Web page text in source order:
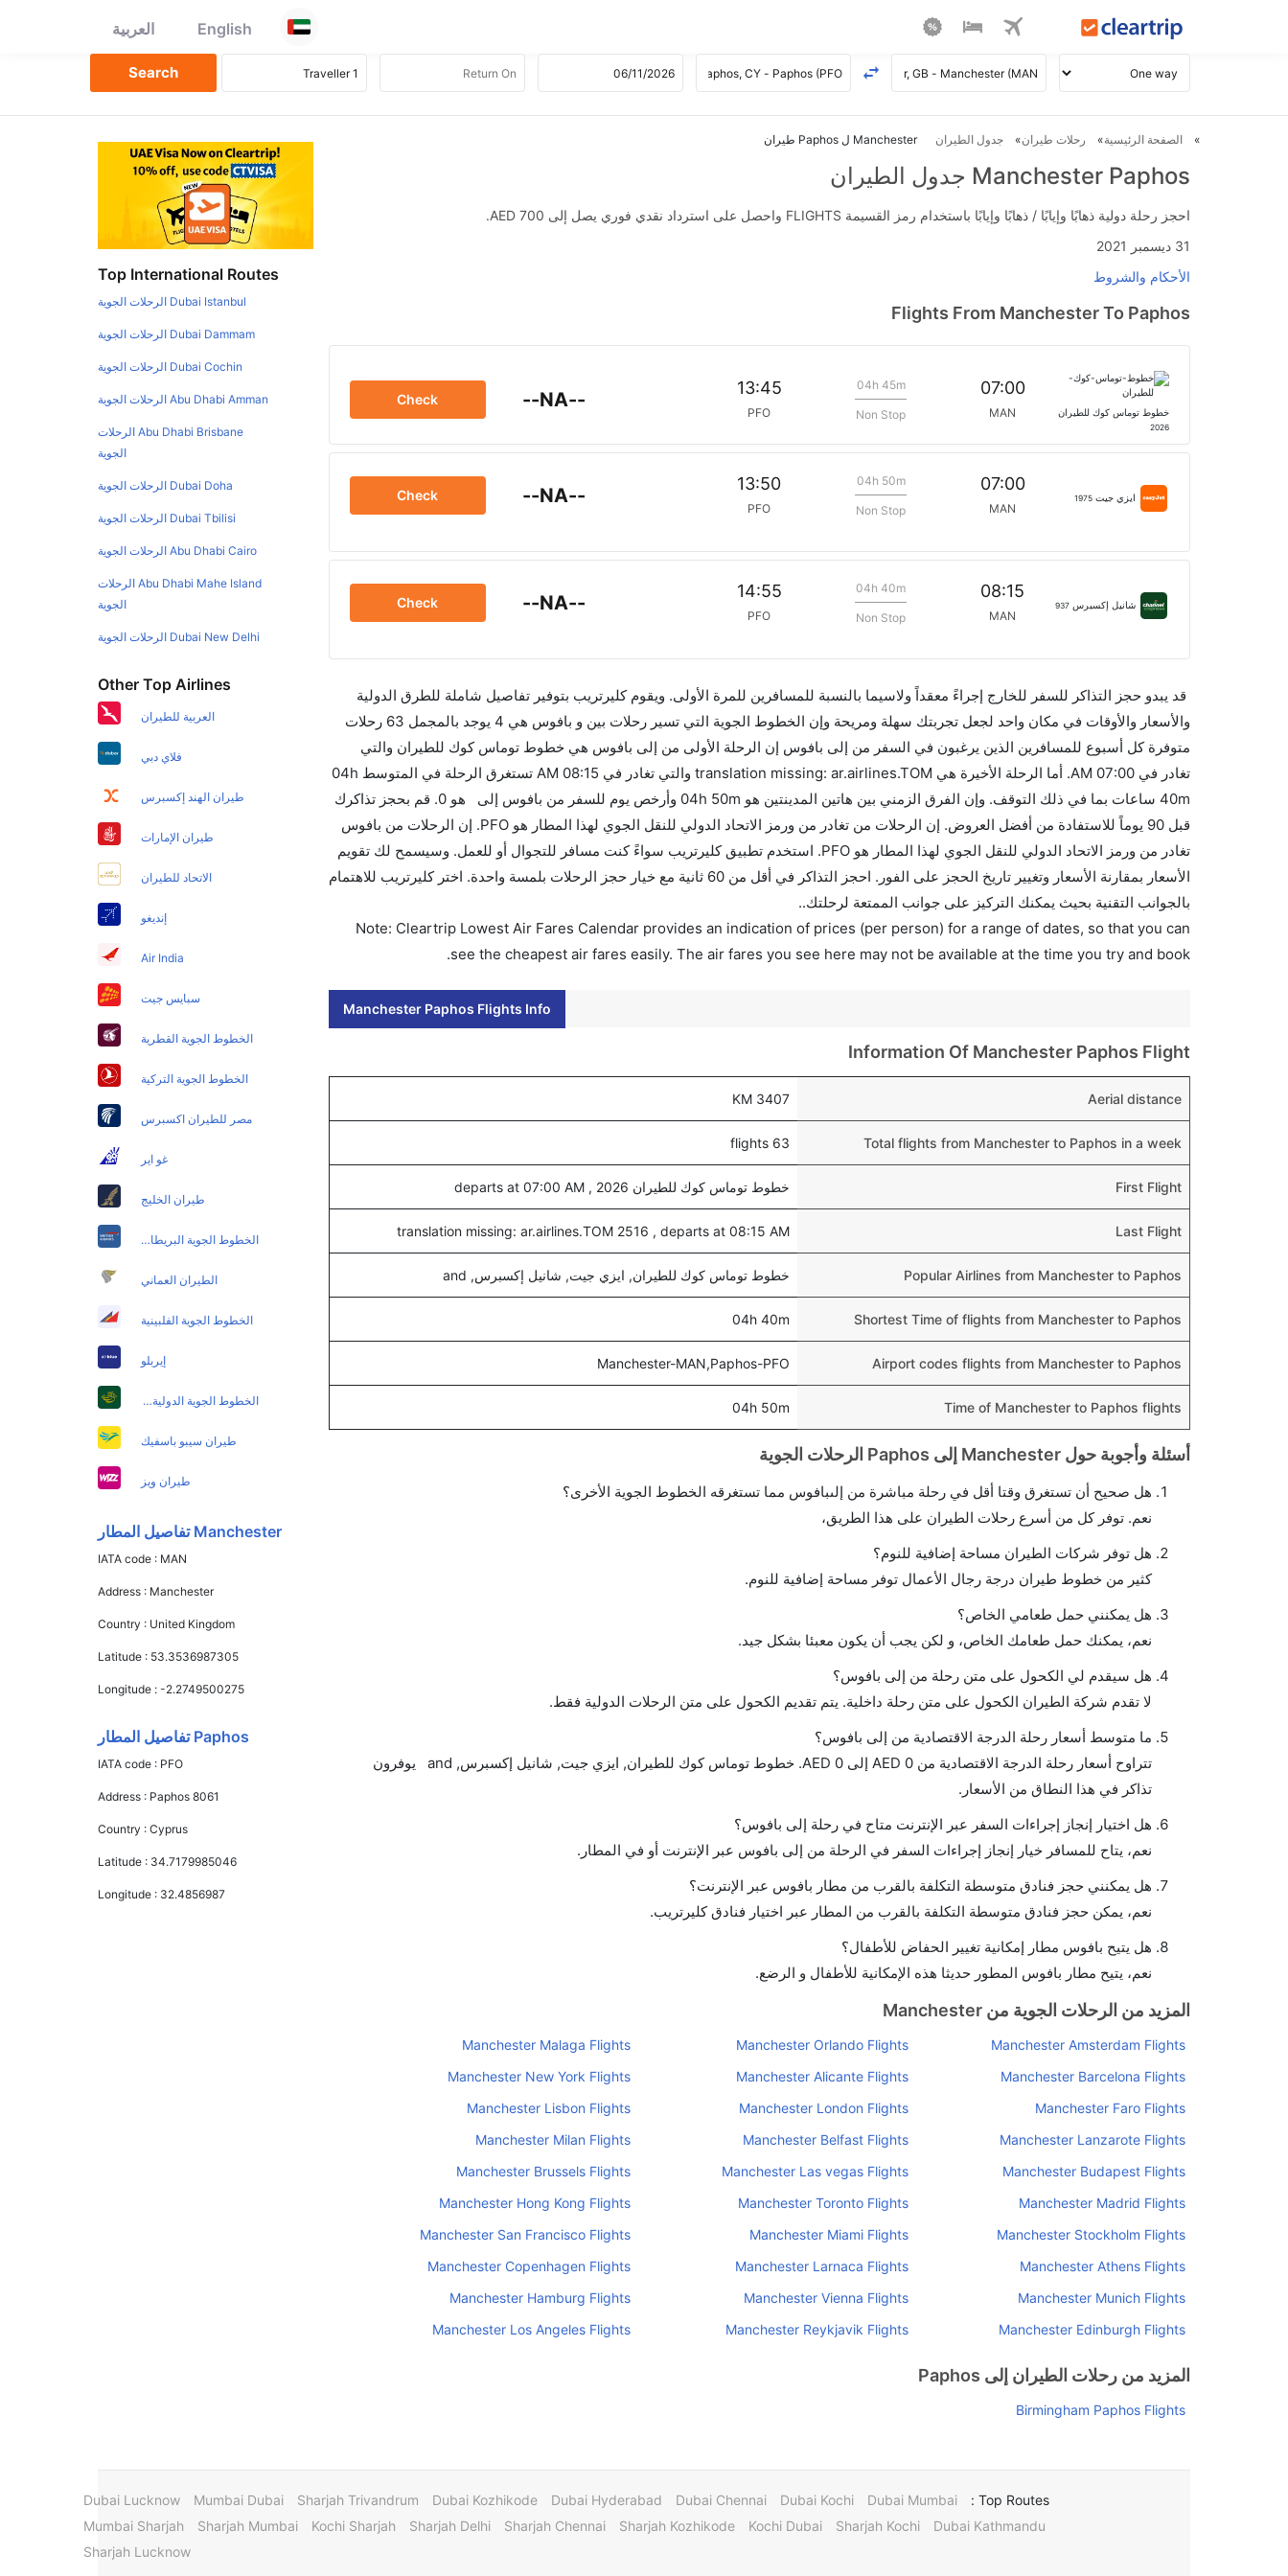
English العربية
الصفحة الرئيسية رحلات طيران جدول الطيران Manchester ل Paphos طيران
Manchester Paphos جدول الطيران
احجز رحلة دولية ذهابًا وإيابًا / ذهابًا وإيابًا باستخدام رمز القسيمة FLIGHTS واحصل على استرداد نقدي فوري يصل إلى AED 700.
31 ديسمبر 2021
الأحكام والشروط
Flights From Manchester To Paphos
خطوط توماس كوك للطيران
2026
07:00
MAN
04h 45m
Non Stop
13:45
PFO
--NA--
Check
ايزي جيت 1975
07:00
MAN
04h 50m
Non Stop
13:50
PFO
--NA--
Check
شانيل إكسبرس 937
08:15
MAN
04h 40m
Non Stop
14:55
PFO
--NA--
Check
قد يبدو حجز التذاكر للسفر للخارج إجراءً معقداً ولاسيما بالنسبة للمسافرين للمرة الأولى. ويقوم كليرتريب بتوفير تفاصيل شاملة للطرق الدولية
والأسعار والأوقات في مكان واحد لجعل تجربتك سهلة ومريحة وإن الخطوط الجوية التي تسير رحلات بين و بافوس هي 4 يوجد بالمجمل 63 رحلات
متوفرة كل أسبوع للمسافرين الذين يرغبون في السفر من إلى بافوس إن الرحلة الأولى من إلى بافوس هي خطوط توماس كوك للطيران والتي
تغادر في 07:00 AM. أما الرحلة الأخيرة هي translation missing: ar.airlines.TOM والتي تغادر في 08:15 AM تستغرق الرحلة في المتوسط 04h
40m ساعات بما في ذلك التوقف. وإن الفرق الزمني بين هاتين المدينتين هو 04h 50m وأرخص يوم للسفر من بافوس إلى هو 0. قم بحجز تذاكرك
قبل 90 يوماً للاستفادة من أفضل العروض. إن الرحلات من تغادر من ورمز الاتحاد الدولي للنقل الجوي لهذا المطار هو PFO. إن الرحلات من بافوس
تغادر من ورمز الاتحاد الدولي للنقل الجوي لهذا المطار هو PFO. استخدم تطبيق كليرتريب سواءً كنت مسافر للتجوال أو للعمل. وسيسمح لك تقويم
الأسعار بمقارنة الأسعار وتغيير تاريخ الحجز على الفور. احجز التذاكر في أقل من 60 ثانية مع خيار حجز الرحلات بلمسة واحدة. اختر كليرتريب للاهتمام
بالجوانب التقنية بحيث يمكنك التركيز على جوانب الممتعة لرحلتك..
Note: Cleartrip Lowest Air Fares Calendar provides an indication of prices (per person) for a range of dates, so that you can
see the cheapest air fares easily. The air fares you see here may not be available at the time you try and book.
Manchester Paphos Flights Info
Information Of Manchester Paphos Flight
Aerial distance
3407 KM
Total flights from Manchester to Paphos in a week
63 flights
First Flight خطوط توماس كوك للطيران 2026 , departs at 07:00 AM
Last Flight
translation missing: ar.airlines.TOM 2516 , departs at 08:15 AM
Popular Airlines from Manchester to Paphos خطوط توماس كوك للطيران, ايزي جيت, شانيل إكسبرس, and
Shortest Time of flights from Manchester to Paphos
04h 40m
Airport codes flights from Manchester to Paphos
Manchester-MAN,Paphos-PFO
Time of Manchester to Paphos flights
04h 50m
أسئلة وأجوبة حول Manchester إلى Paphos الرحلات الجوية
هل صحيح أن تستغرق وقتا أقل في رحلة مباشرة من إلىبافوس مما تستغرقه الخطوط الجوية الأخرى؟
نعم. توفر كل من أسرع رحلات الطيران على هذا الطريق،
هل توفر شركات الطيران مساحة إضافية للنوم؟
كثير من خطوط طيران درجة رجال الأعمال توفر مساحة إضافية للنوم.
هل يمكنني حمل طعامي الخاص؟
نعم، يمكنك حمل طعامك الخاص، و لكن يجب أن يكون معبئا بشكل جيد.
هل سيقدم لي الكحول على متن رحلة من إلى بافوس؟
لا تقدم شركة الطيران الكحول على متن رحلة داخلية. يتم تقديم الكحول على متن الرحلات الدولية فقط.
ما متوسط أسعار رحلة الدرجة الاقتصادية من إلى بافوس؟
تتراوح أسعار رحلة الدرجة الاقتصادية من AED 0 إلى AED 0. خطوط توماس كوك للطيران, ايزي جيت, شانيل إكسبرس, and يوفرون
تذاكر في هذا النطاق من الأسعار.
هل اختيار إنجاز إجراءات السفر عبر الإنترنت متاح في رحلة إلى بافوس؟
نعم، يتاح للمسافر خيار إنجاز إجراءات السفر في الرحلة من إلى بافوس عبر الإنترنت أو في المطار.
هل يمكنني حجز فنادق متوسطة التكلفة بالقرب من مطار بافوس عبر الإنترنت؟
نعم، يمكن حجز فنادق متوسطة التكلفة بالقرب من المطار عبر اختيار فنادق كليرتريب.
هل يتيح بافوس مطار إمكانية تغيير الحفاض للأطفال؟
نعم، يتيح مطار بافوس المطور حديثا هذه الإمكانية للأطفال و الرضع.
المزيد من الرحلات الجوية من Manchester
Manchester Amsterdam Flights
Manchester Orlando Flights
Manchester Malaga Flights
Manchester Barcelona Flights
Manchester Alicante Flights
Manchester New York Flights
Manchester Faro Flights
Manchester London Flights
Manchester Lisbon Flights
Manchester Lanzarote Flights
Manchester Belfast Flights
Manchester Milan Flights
Manchester Budapest Flights
Manchester Las vegas Flights
Manchester Brussels Flights
Manchester Madrid Flights
Manchester Toronto Flights
Manchester Hong Kong Flights
Manchester Stockholm Flights
Manchester Miami Flights
Manchester San Francisco Flights
Manchester Athens Flights
Manchester Larnaca Flights
Manchester Copenhagen Flights
Manchester Munich Flights
Manchester Vienna Flights
Manchester Hamburg Flights
Manchester Edinburgh Flights
Manchester Reykjavik Flights
Manchester Los Angeles Flights
المزيد من رحلات الطيران إلى Paphos
Birmingham Paphos Flights
Top International Routes
Dubai Istanbul الرحلات الجوية
Dubai Dammam الرحلات الجوية
Dubai Cochin الرحلات الجوية
Abu Dhabi Amman الرحلات الجوية
Abu Dhabi Brisbane الرحلات
الجوية
Dubai Doha الرحلات الجوية
Dubai Tbilisi الرحلات الجوية
Abu Dhabi Cairo الرحلات الجوية
Abu Dhabi Mahe Island الرحلات
الجوية
Dubai New Delhi الرحلات الجوية
Other Top Airlines
العربية للطيران
فلاي دبي
طيران الهند إكسبرس
طيران الإمارات
الاتحاد للطيران
إنديغو
Air India
سبايس جيت
الخطوط الجوية القطرية
الخطوط الجوية التركية
مصر للطيران اكسبرس
غو اير
طيران الخليج
الخطوط الجوية البريطانية
الطيران العماني
الخطوط الجوية الفلبينية
إيربلو
الخطوط الجوية الدولية الباكستانية
طيران سيبو باسفيك
طيران ويز
Manchester تفاصيل المطار
IATA code : MAN
Address : Manchester
Country : United Kingdom
Latitude : 53.3536987305
Longitude :-2.2749500275
Paphos تفاصيل المطار
IATA code : PFO
Address : Paphos 8061
Country :Cyprus
Latitude : 34.7179985046
Longitude : 32.4856987
Top Routes :
Dubai Mumbai
Dubai Kochi
Dubai Chennai
Dubai Hyderabad
Dubai Kozhikode
Sharjah Trivandrum
Mumbai Dubai
Dubai Lucknow
Dubai Kathmandu
Sharjah Kochi
Kochi Dubai
Sharjah Kozhikode
Sharjah Chennai
Sharjah Delhi
Kochi Sharjah
Sharjah Mumbai
Mumbai Sharjah
Sharjah Lucknow